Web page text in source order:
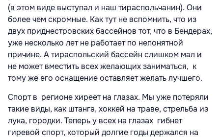
(в этом виде выступал и наш тираспольчанин). Они
более чем скромные. Как тут не вспомнить, что из
двух приднестровских бассейнов тот, что в Бендерах,
уже несколько лет не работает по непонятной
причине. А тираспольский бассейн слишком мал и
не может вместить всех желающих заниматься, к
тому же его оснащение оставляет желать лучшего.
Спорт в регионе хиреет на глазах. Мы уже потеряли
такие виды, как штанга, хоккей на траве, стрельба из
лука, городки. Теперь у всех на глазах гибнет
гиревой спорт, который долгие годы держался на